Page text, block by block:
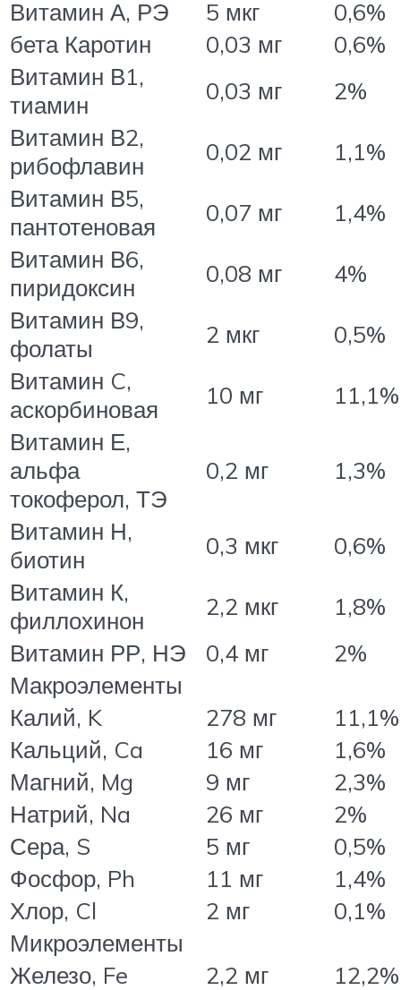
Витамин А, РЭ 5 мкг
0,6%
бета Каротин
0,03 мг
0,6%
Витамин В1,
тиамин
0,03 мг
2%
Витамин В2,
рибофлавин
0,02 мг
1,1%
Витамин В5,
пантотеновая
0,07 мг
1,4%
Витамин В6,
пиридоксин
0,08 мг
4%
Витамин В9,
фолаты
2 мкг
0,5%
Витамин C,
аскорбиновая
10 мг
11,1%
Витамин Е,
альфа
токоферол, ТЭ
0,2 мг 1,3%
Витамин Н,
биотин
0,3 мкг
0,6%
Витамин К,
филлохинон
2,2 мкг
1,8%
Витамин РР, НЭ
0,4 мг
2%
Макроэлементы
Калий, K
278 мг
11,1%
Кальций, Ca
16 мг
1,6%
Магний, Mg
9 мг
2,3%
Натрий, Na
26 мг
2%
Сера, S
5 мг
0,5%
Фосфор, Ph
11 мг
1,4%
Хлор, Cl
2 мг
0,1%
Микроэлементы
Железо, Fe
2,2 мг
12,2%